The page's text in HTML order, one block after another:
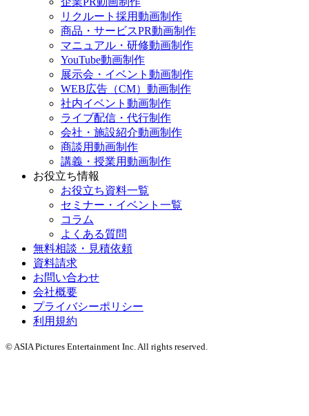
リクルート採用動画制作
商品・サービスPR動画制作
マニュアル・研修動画制作
YouTube動画制作
展示会・イベント動画制作
WEB広告（CM）動画制作
社内イベント動画制作
ライブ配信・代行制作
会社・施設紹介動画制作
商談用動画制作
講義・授業用動画制作
お役立ち情報
お役立ち資料一覧
セミナー・イベント一覧
コラム
よくある質問
無料相談・見積依頼
資料請求
お問い合わせ
会社概要
プライバシーポリシー
利用規約
© ASIA Pictures Entertainment Inc. All rights reserved.